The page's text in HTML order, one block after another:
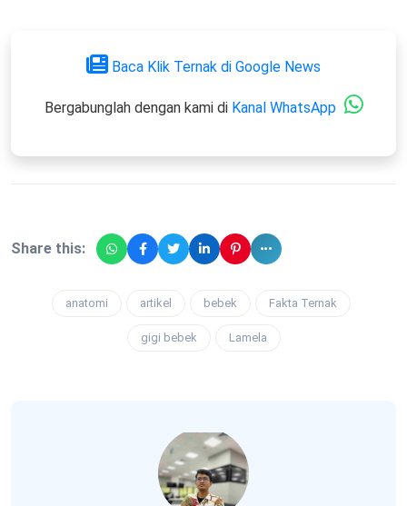
Baca Klik Ternak di Google News
Bergabunglah dengan kami di Kanal WhatsApp
Share this:
anatomi artikel bebek Fakta Ternak
gigi bebek Lamela